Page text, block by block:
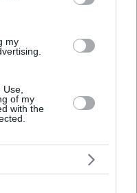
my
of my
with the
για την
μετάλλιο στο
για τη νέα
το πότε σκοπεύει να...
με την Εθνική, ο
έκανε εύκολο να